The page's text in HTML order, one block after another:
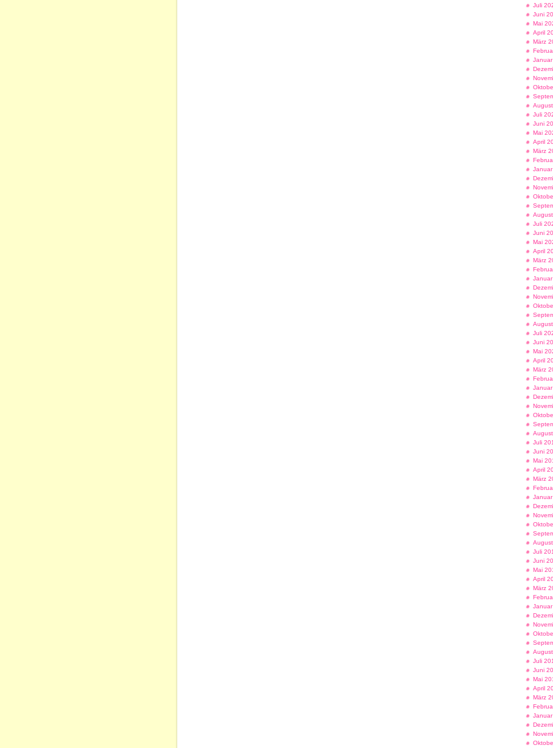
Juli
Juni
Mai
April
März
Juli
Juni
Mai
April
März
Juli
Juni
Mai
April
März
Juli
Juni
Mai
April
März
Juli
Juni
Mai
April
März
Juli
Juni
Mai
April
März
Juli
Juni
Mai
April
März